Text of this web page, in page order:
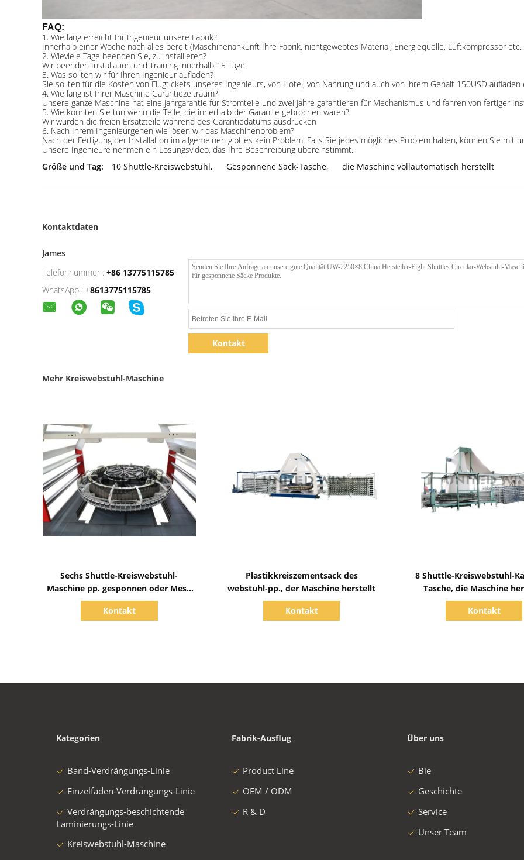
FAQ:
1. Wie lang erreicht Ihr Ingenieur unsere Fabrik?
Innerhalb einer Woche nach alles bereit (Maschinenankunft Ihre Fabrik, nichtgewebtes Material, Energiequelle, Luftkompressor
2. Wieviele Tage beenden Sie, zu installieren?
Wir beenden Installation und Training innerhalb 15 Tage.
3. Was sollten wir für Ihren Ingenieur aufladen?
Sie sollten für die Kosten von Flugtickets unseres Ingenieurs, von Hotel, von Nahrung und auch von ihrem Gehalt 150USD aufladen
4. Wie lang ist Ihrer Maschine Garantiezeitraum?
Unsere ganze Maschine hat eine Jahrgarantie für Stromteile und zwei Jahre garantieren für Mechanismus und fahren von fertiger
5. Wie konnten Sie tun wenn die Teile, die innerhalb der Garantie gebrochen waren?
Wir würden die freien Ersatzteile während des Garantiedatums ausdrücken
6. Nach Ihrem Ingenieurgehen wie lösen wir das Maschinenproblem?
Nach der Fertigung der Installation im allgemeinen gibt es kein Problem. Falls Sie jedes mögliches Problem haben, können Sie mit
Unsere Ingenieure nehmen ein Lösungsvideo, das Ihre Beschreibung übereinstimmt.
Größe und Tag:
10 Shuttle-Kreiswebstuhl, Gesponnene Sack-Tasche, die Maschine vollautomatisch herstellt
Kontaktdaten
James
Telefonnummer : +86 13775115785
WhatsApp : +8613775115785
Kontakt
Mehr Kreiswebstuhl-Maschine
Sechs Shuttle-Kreiswebstuhl-
Maschine pp. gesponnen oder Mesh
Bags Circular Loom 150rpm
Kontakt
Plastikkreiszementsack des
webstuhl-pp., der Maschine herstellt
Kontakt
8 Shuttle-Kreiswebstuhl-
Tasche, die Maschine
Kontakt
Kategorien
Band-Verdrängungs-Linie
Einzelfaden-Verdrängungs-Linie
Verdrängungs-beschichtende
Laminierungs-Linie
Kreiswebstuhl-Maschine
Fabrik-Ausflug
Product Line
OEM / ODM
R & D
Über uns
Bie
Geschichte
Service
Unser Team